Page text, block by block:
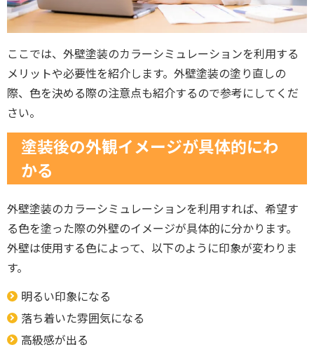
ここでは、外壁塗装のカラーシミュレーションを利用する
メリットや必要性を紹介します。外壁塗装の塗り直しの
際、色を決める際の注意点も紹介するので参考にしてくだ
さい。
塗装後の外観イメージが具体的にわ
かる
外壁塗装のカラーシミュレーションを利用すれば、希望す
る色を塗った際の外壁のイメージが具体的に分かります。
外壁は使用する色によって、以下のように印象が変わりま
す。
明るい印象になる
落ち着いた雰囲気になる
高級感が出る